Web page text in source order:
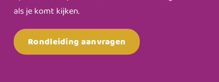
als je komt kijken.
Rondleiding aanvragen